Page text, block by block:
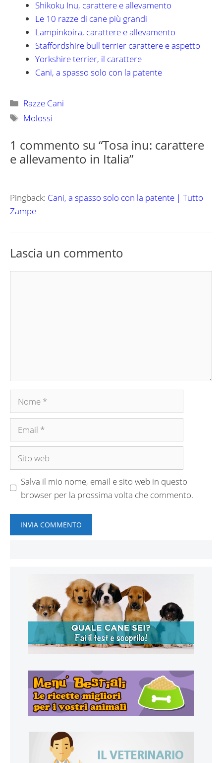
Shikoku Inu, carattere e allevamento
Le 10 razze di cane più grandi
Lampinkoira, carattere e allevamento
Staffordshire bull terrier carattere e aspetto
Yorkshire terrier, il carattere
Cani, a spasso solo con la patente
Categorie
Razze Cani
Tag
Molossi
1 commento su “Tosa inu: carattere
e allevamento in Italia”
Pingback: Cani, a spasso solo con la patente | Tutto
Zampe
Lascia un commento
Nome
Email
Sito
Salva il mio nome, email e sito web in questo
browser per la prossima volta che commento.